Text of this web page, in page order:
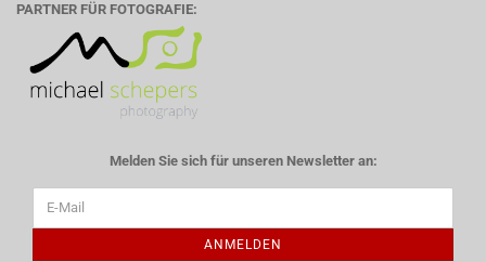
PARTNER FÜR FOTOGRAFIE:
Melden Sie sich für unseren Newsletter an:
ANMELDEN